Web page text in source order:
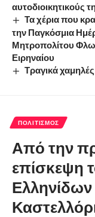
αυτοδιοικητικούς
Τα χέρια που
την Παγκόσμια
Μητροπολίτου
Ειρηναίου
Τραγικά
ΠΟΛΙΤΙΣΜΌΣ
Από την
επίσκεψη